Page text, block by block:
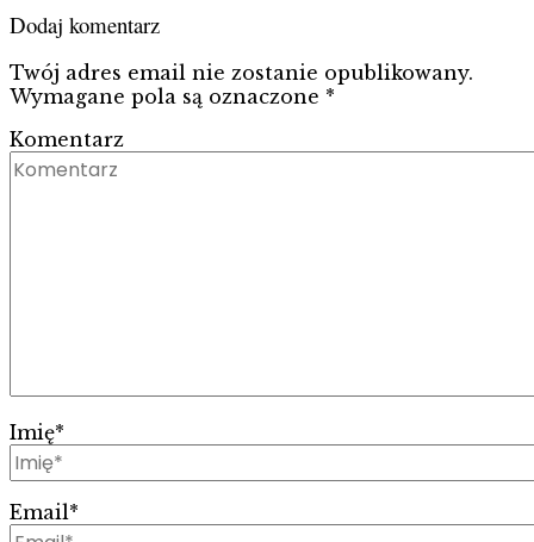
Dodaj komentarz
Twój adres email nie zostanie opublikowany.
Wymagane pola są oznaczone *
Komentarz
Imię*
Email*